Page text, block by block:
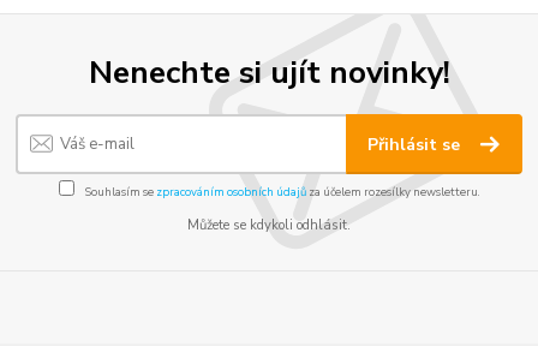
Nenechte si ujít novinky!
Přihlásit se
Souhlasím se zpracováním osobních údajůza účelem rozesílky newsletteru.
Můžete se kdykoli odhlásit.